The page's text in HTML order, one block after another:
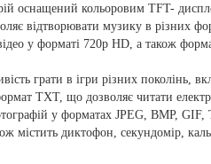
оснащений кольоровим TFT-
відтворювати музику в різних
у форматі 720p HD, а також
грати в ігри різних
TXT, що дозволяє читати
у форматах JPEG, BMP, GIF,
містить диктофон, секундомір,